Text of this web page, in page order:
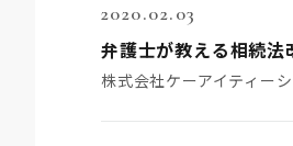
2020.02.03
弁護士が教える相続
株式会社ケーアイティー